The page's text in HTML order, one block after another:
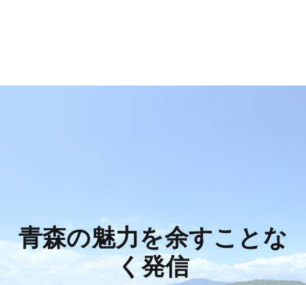
青森の魅力を余すことな
く発信